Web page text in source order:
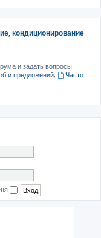
кондиционирование
и задать вопросы
и предложений,
Часто